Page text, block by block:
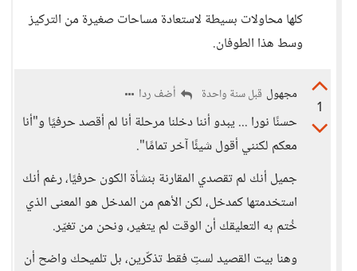
كلها محاولات بسيطة لاستعادة مساحات صغيرة من التركيز
وسط هذا الطوفان.
1
مجهول قبل سنة واحدة أضف ردا
حسنًا نورا ... يبدو أننا دخلنا مرحلة أنا لم أقصد حرفيًا و"أنا
معكم لكنني أقول شيئًا آخر تمامًا".
جميل أنك لم تقصدي المقارنة بنشأة الكون حرفيًا، رغم أنك
استخدمتها كمدخل، لكن الأهم من المدخل هو المعنى الذي
خُتم به التعليقك أن الوقت لم يتغير، ونحن من تغيّر.
وهنا بيت القصيد لستِ فقط تذكّرين، بل تلميحك واضح أن